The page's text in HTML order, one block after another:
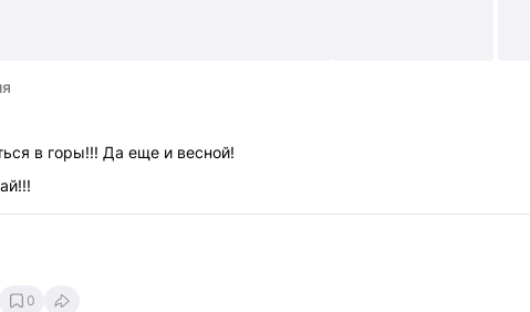
в горы!!! Да еще и весной!
0